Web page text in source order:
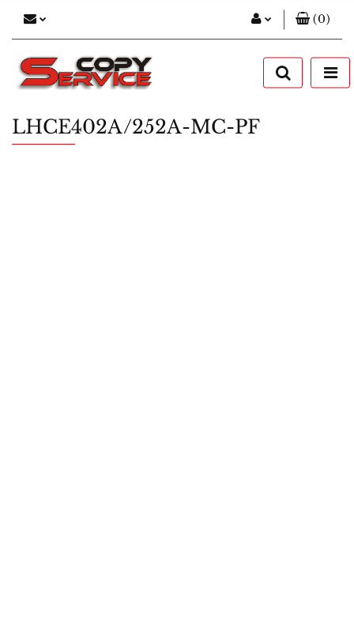
Zaloguj się
Zarejestruj się
(0)
LHCE402A/252A-MC-PF